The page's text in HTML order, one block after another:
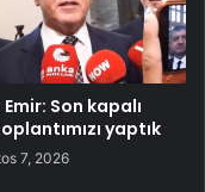
Son kapalı
yaptık
7, 2026